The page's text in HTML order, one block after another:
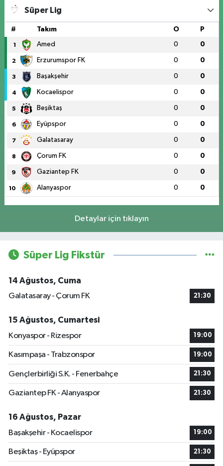
Süper Lig
# Takım O P
1 Amed 0 0
2 Erzurumspor FK 0 0
3 Başakşehir 0 0
4 Kocaelispor 0 0
5 Beşiktaş 0 0
6 Eyüpspor 0 0
7 Galatasaray 0 0
8 Çorum FK 0 0
9 Gaziantep FK 0 0
10 Alanyaspor 0 0
Detaylar için tıklayın
Süper Lig Fikstür
14 Ağustos, Cuma
Galatasaray - Çorum FK
21:30
15 Ağustos, Cumartesi
Konyaspor - Rizespor
19:00
Kasımpaşa - Trabzonspor 19:00
Gençlerbirliği S.K. - Fenerbahçe 21:30
Gaziantep FK - Alanyaspor 21:30
16 Ağustos, Pazar
Başakşehir - Kocaelispor
19:00
Beşiktaş - Eyüpspor 21:30